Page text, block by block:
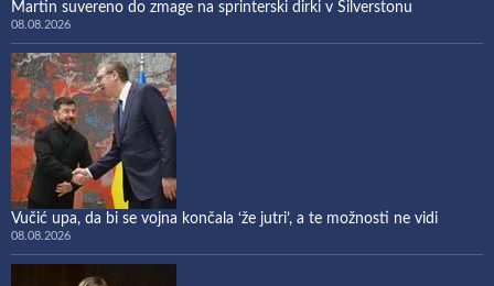
Martin suvereno do zmage na sprinterski dirki v Silverstonu
08.08.2026
Vučić upa, da bi se vojna končala ‘že jutri’, a te možnosti ne vidi
08.08.2026